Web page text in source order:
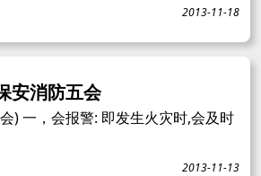
2013-11-18
安消防五会
) 一，会报警: 即发生火灾时,会及时
2013-11-13